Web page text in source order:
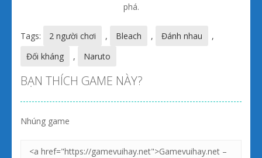
phá.
Tags: 2 người chơi , Bleach , Đánh nhau
,
Đối kháng
, Naruto
BẠN THÍCH GAME NÀY?
Nhúng game